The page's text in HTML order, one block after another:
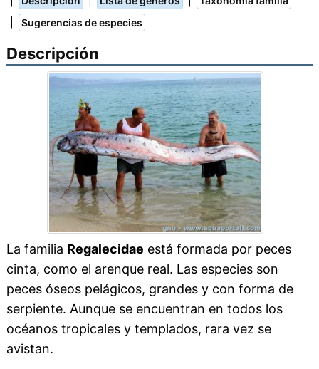
Sugerencias de especies
Descripción
La familia Regalecidae está formada por peces
cinta, como el arenque real. Las especies son
peces óseos pelágicos, grandes y con forma de
serpiente. Aunque se encuentran en todos los
océanos tropicales y templados, rara vez se
avistan.